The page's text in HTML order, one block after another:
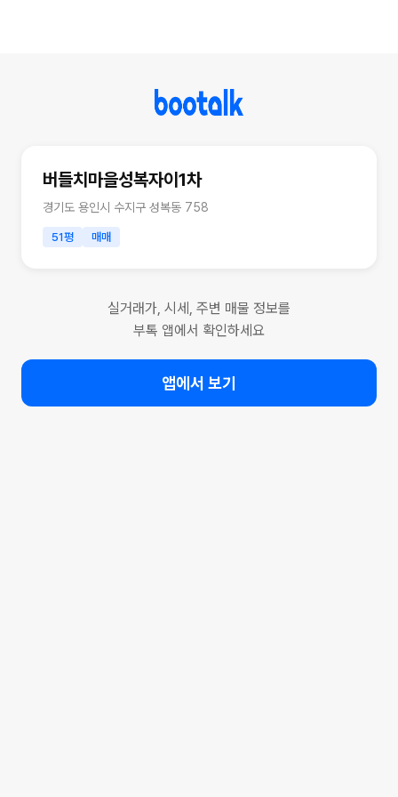
버들치마을성복자이1차
경기도 용인시 수지구 성복동 758
51평 매매
실거래가, 시세, 주변 매물 정보를
부톡 앱에서 확인하세요
앱에서 보기